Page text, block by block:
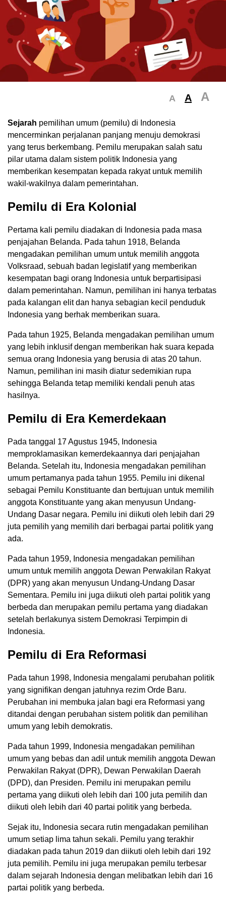
A A A
Sejarah pemilihan umum (pemilu) di Indonesia
mencerminkan perjalanan panjang menuju demokrasi
yang terus berkembang. Pemilu merupakan salah satu
pilar utama dalam sistem politik Indonesia yang
memberikan kesempatan kepada rakyat untuk memilih
wakil-wakilnya dalam pemerintahan.
Pemilu di Era Kolonial
Pertama kali pemilu diadakan di Indonesia pada masa
penjajahan Belanda. Pada tahun 1918, Belanda
mengadakan pemilihan umum untuk memilih anggota
Volksraad, sebuah badan legislatif yang memberikan
kesempatan bagi orang Indonesia untuk berpartisipasi
dalam pemerintahan. Namun, pemilihan ini hanya terbatas
pada kalangan elit dan hanya sebagian kecil penduduk
Indonesia yang berhak memberikan suara.
Pada tahun 1925, Belanda mengadakan pemilihan umum
yang lebih inklusif dengan memberikan hak suara kepada
semua orang Indonesia yang berusia di atas 20 tahun.
Namun, pemilihan ini masih diatur sedemikian rupa
sehingga Belanda tetap memiliki kendali penuh atas
hasilnya.
Pemilu di Era Kemerdekaan
Pada tanggal 17 Agustus 1945, Indonesia
memproklamasikan kemerdekaannya dari penjajahan
Belanda. Setelah itu, Indonesia mengadakan pemilihan
umum pertamanya pada tahun 1955. Pemilu ini dikenal
sebagai Pemilu Konstituante dan bertujuan untuk memilih
anggota Konstituante yang akan menyusun Undang-
Undang Dasar negara. Pemilu ini diikuti oleh lebih dari 29
juta pemilih yang memilih dari berbagai partai politik yang
ada.
Pada tahun 1959, Indonesia mengadakan pemilihan
umum untuk memilih anggota Dewan Perwakilan Rakyat
(DPR) yang akan menyusun Undang-Undang Dasar
Sementara. Pemilu ini juga diikuti oleh partai politik yang
berbeda dan merupakan pemilu pertama yang diadakan
setelah berlakunya sistem Demokrasi Terpimpin di
Indonesia.
Pemilu di Era Reformasi
Pada tahun 1998, Indonesia mengalami perubahan politik
yang signifikan dengan jatuhnya rezim Orde Baru.
Perubahan ini membuka jalan bagi era Reformasi yang
ditandai dengan perubahan sistem politik dan pemilihan
umum yang lebih demokratis.
Pada tahun 1999, Indonesia mengadakan pemilihan
umum yang bebas dan adil untuk memilih anggota Dewan
Perwakilan Rakyat (DPR), Dewan Perwakilan Daerah
(DPD), dan Presiden. Pemilu ini merupakan pemilu
pertama yang diikuti oleh lebih dari 100 juta pemilih dan
diikuti oleh lebih dari 40 partai politik yang berbeda.
Sejak itu, Indonesia secara rutin mengadakan pemilihan
umum setiap lima tahun sekali. Pemilu yang terakhir
diadakan pada tahun 2019 dan diikuti oleh lebih dari 192
juta pemilih. Pemilu ini juga merupakan pemilu terbesar
dalam sejarah Indonesia dengan melibatkan lebih dari 16
partai politik yang berbeda.